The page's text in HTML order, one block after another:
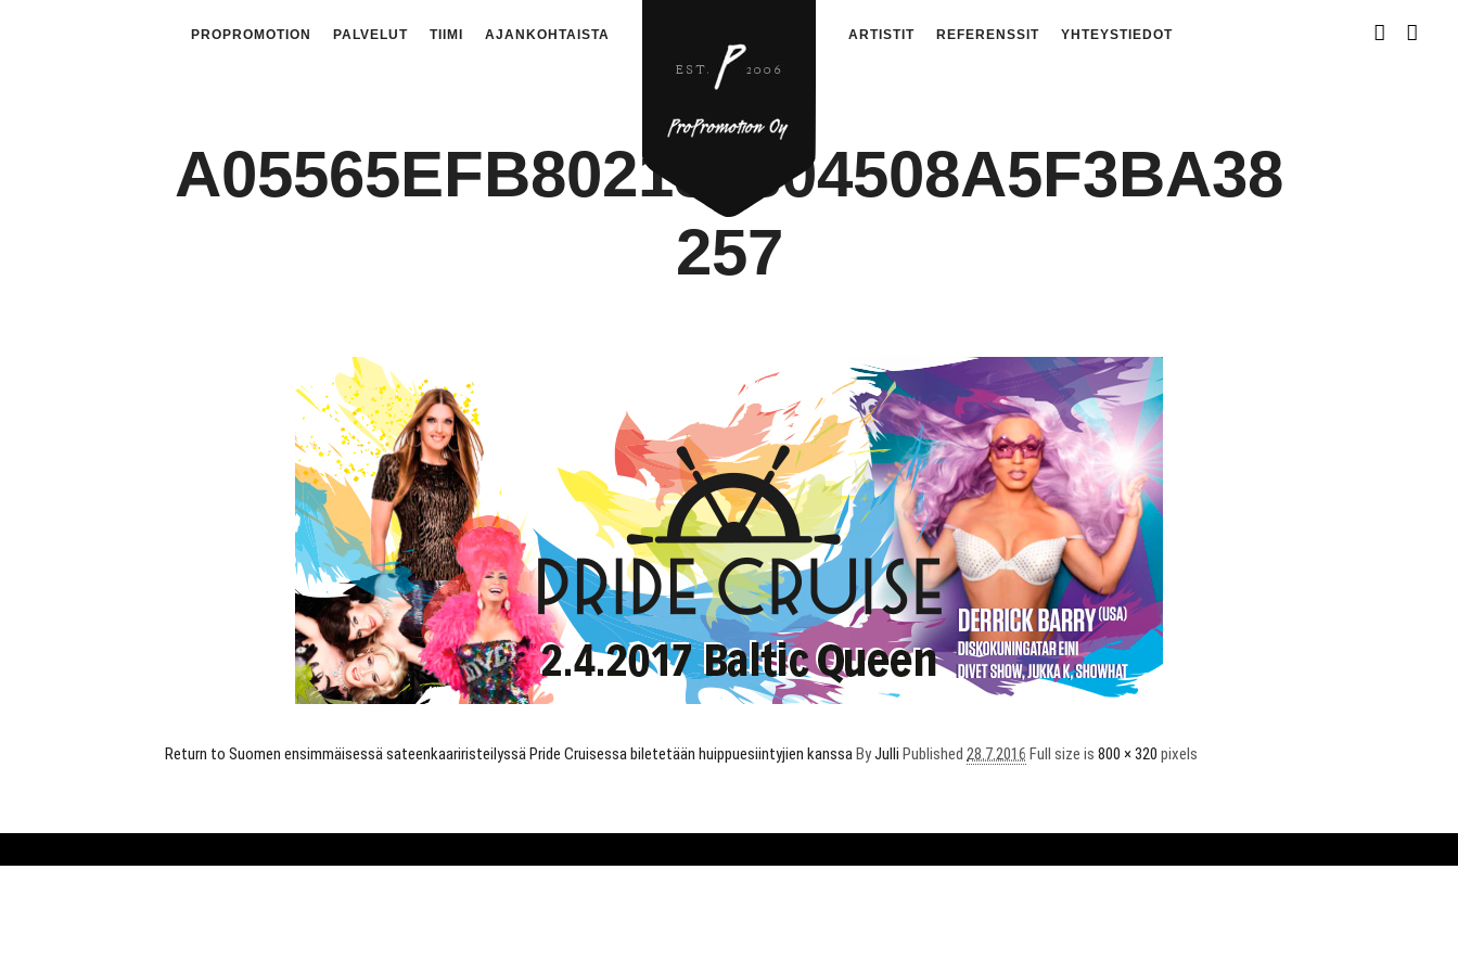
PROPROMOTION PALVELUT TIIMI AJANKOHTAISTA ARTISTIT REFERENSSIT YHTEYSTIEDOT
A05565EFB802157804508A5F3BA38
257
Return to Suomen ensimmäisessä sateenkaariristeilyssä Pride Cruisessa biletetään huippuesiintyjien kanssaByJulli Published 28.7.2016 Full size is 800 × 320 pixels